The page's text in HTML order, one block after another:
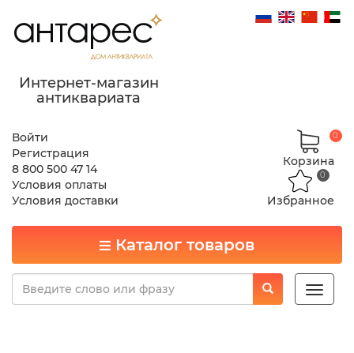
Интернет-магазин
антиквариата
Войти
Регистрация
8 800 500 47 14
Условия оплаты
Условия доставки
Корзина
0
Избранное
0
Каталог товаров
Toggle